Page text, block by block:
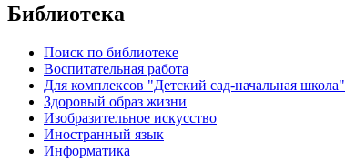
Библиотека
Поиск по библиотеке
Воспитательная работа
Для комплексов "Детский сад-начальная школа"
Здоровый образ жизни
Изобразительное искусство
Иностранный язык
Информатика